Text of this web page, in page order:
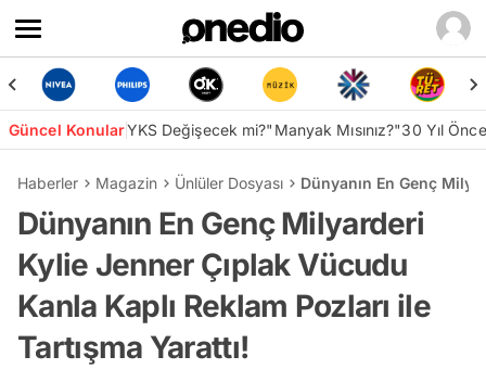
Güncel KonularYKS Değişecek mi?"Manyak Mısınız?"30 Yıl
Haberler Magazin Ünlüler Dosyası Dünyanın En Genç
Dünyanın En Genç Milyarderi
Kylie Jenner Çıplak Vücudu
Kanla Kaplı Reklam Pozları ile
Tartışma Yarattı!